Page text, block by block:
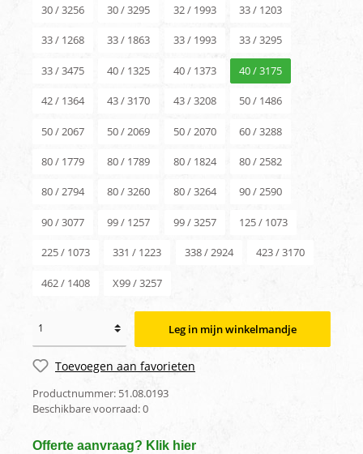
30 / 3256 30 / 3295 32 / 1993 33 / 1203
33 / 1268 33 / 1863 33 / 1993 33 / 3295
33 / 3475 40 / 1325 40 / 1373 40 / 3175
42 / 1364 43 / 3170 43 / 3208 50 / 1486
50 / 2067 50 / 2069 50 / 2070 60 / 3288
80 / 1779 80 / 1789 80 / 1824 80 / 2582
80 / 2794 80 / 3260 80 / 3264 90 / 2590
90 / 3077 99 / 1257 99 / 3257 125 / 1073
225 / 1073 331 / 1223 338 / 2924 423 / 3170
462 / 1408 X99 / 3257
Leg in mijn winkelmandje
Toevoegen aan favorieten
Productnummer: 51.08.0193
Beschikbare voorraad:0
Offerte aanvraag? Klik hier